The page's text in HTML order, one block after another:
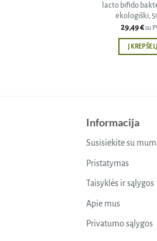
lacto bifido
ekologiški,
29,49€ su
Į KREPŠELĮ
Informacija
Susisiekite su
Pristatymas
Taisyklės ir sąlygos
Apie mus
Privatumo sąlygos